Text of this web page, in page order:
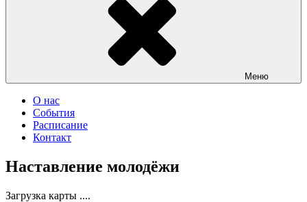
Меню
О нас
События
Расписание
Контакт
Наставление молодёжи
Загрузка карты ....